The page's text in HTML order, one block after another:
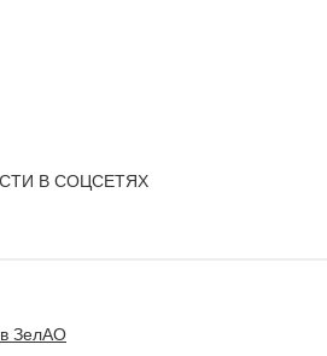
В СОЦСЕТЯХ
ЗелАО